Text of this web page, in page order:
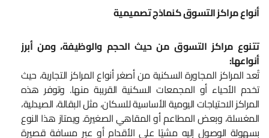
أنواع مراكز التسوق كنماذج تصميمية
تتنوع مراكز التسوق من حيث الحجم والوظيفة، ومن أبرز
أنواعها:
تُعد المراكز المجاورة السكنية من أصغر أنواع المراكز التجارية، حيث
تخدم الأحياء أو المجمعات السكنية القريبة منها. وتوفر هذه
المراكز الاحتياجات اليومية الأساسية للسكان، مثل البقالة، الصيدلية،
المغسلة، وبعض المطاعم أو المقاهي الصغيرة. ويمتاز هذا النوع
بسهولة الوصول إليه مشيًا على الأقدام أو عبر مسافة قصيرة